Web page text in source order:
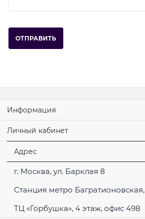
Информация
Личный кабинет
Адрес
г. Москва, ул. Барклая 8
Станция метро Багратионовская,
ТЦ «Горбушка», 4 этаж, офис 498